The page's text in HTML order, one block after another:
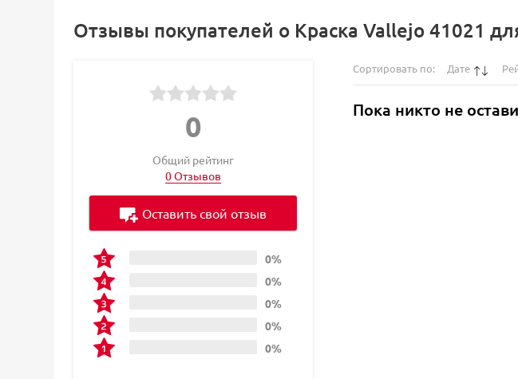
Отзывы покупателей о Краска Vallejo 41021
0
Общий рейтинг
0 Отзывов
0%
0%
0%
0%
0%
Оставить свой отзыв
Сортировать по: Дате
Пока никто не